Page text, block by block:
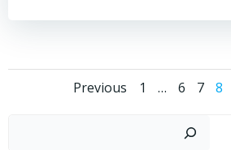
Previous Страница
1 … 6 7 8